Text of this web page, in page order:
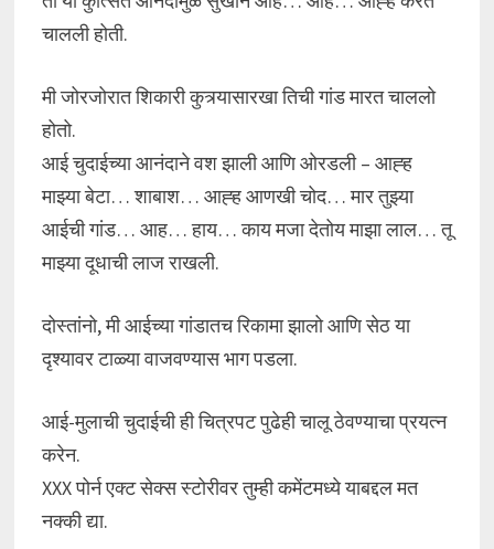
चालली होती.
मी जोरजोरात शिकारी कुत्र्यासारखा तिची गांड मारत चाललो
होतो.
आई चुदाईच्या आनंदाने वश झाली आणि ओरडली – आह्ह
माझ्या बेटा… शाबाश… आह्ह आणखी चोद… मार तुझ्या
आईची गांड… आह… हाय… काय मजा देतोय माझा लाल… तू
माझ्या दूधाची लाज राखली.
दोस्तांनो, मी आईच्या गांडातच रिकामा झालो आणि सेठ या
दृश्यावर टाळ्या वाजवण्यास भाग पडला.
आई-मुलाची चुदाईची ही चित्रपट पुढेही चालू ठेवण्याचा प्रयत्न
करेन.
XXX पोर्न एक्ट सेक्स स्टोरीवर तुम्ही कमेंटमध्ये याबद्दल मत
नक्की द्या.